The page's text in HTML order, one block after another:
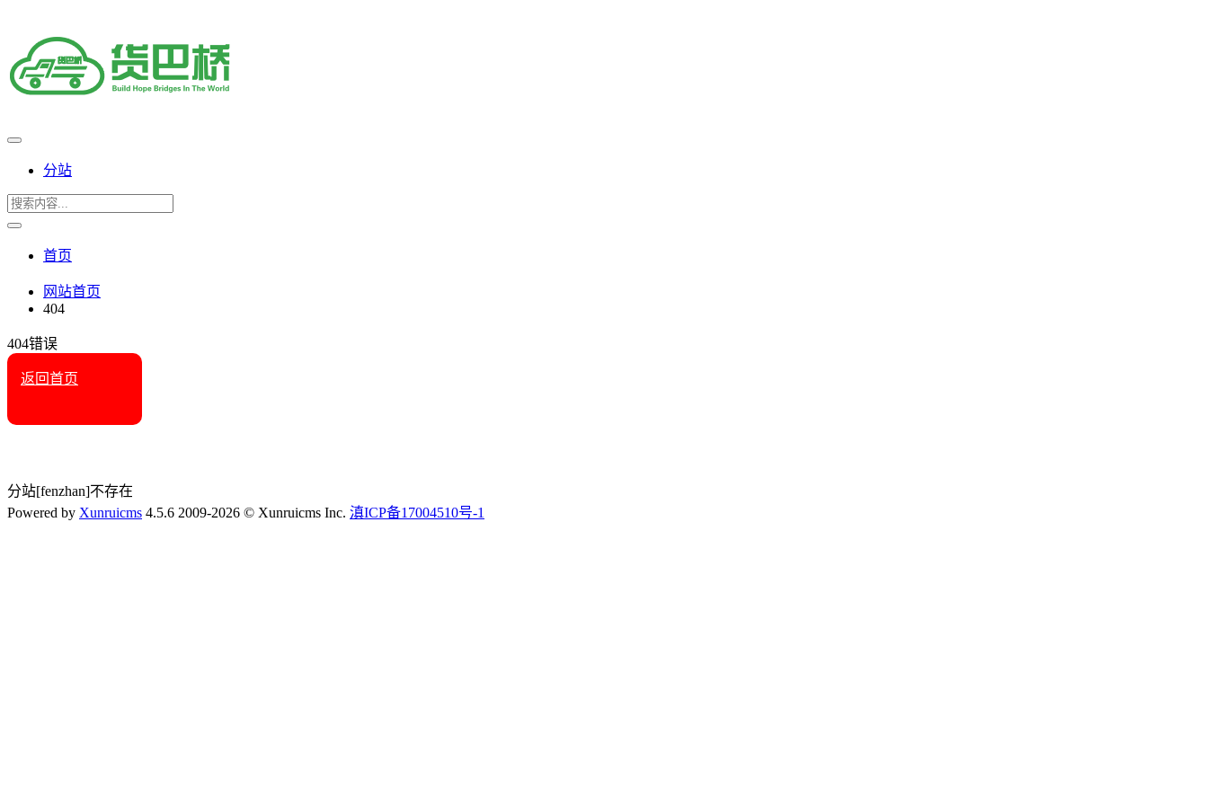
分站
首页
网站首页
404
404错误
返回首页
分站[fenzhan]不存在
Powered by Xunruicms 4.5.6 2009-2026 © Xunruicms Inc. 滇ICP备17004510号-1